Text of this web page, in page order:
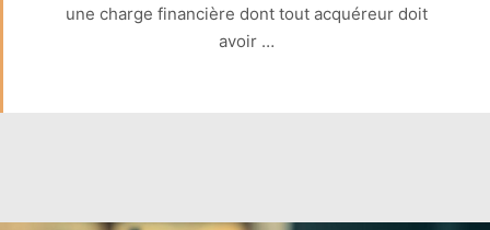
une charge financière dont tout acquéreur doit
avoir …